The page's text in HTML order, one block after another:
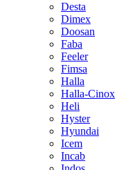
Desta
Dimex
Doosan
Faba
Feeler
Fimsa
Halla
Halla-Cinox
Heli
Hyster
Hyundai
Icem
Incab